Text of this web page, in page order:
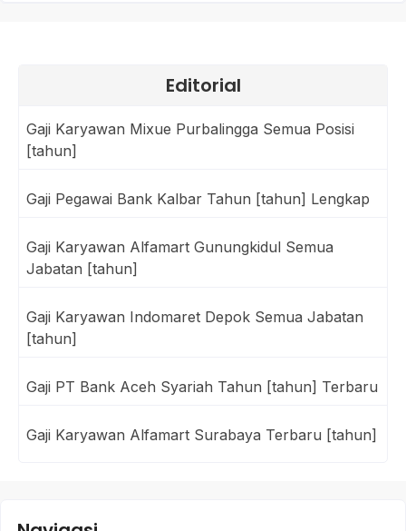
Editorial
Gaji Karyawan Mixue Purbalingga Semua Posisi
[tahun]
Gaji Pegawai Bank Kalbar Tahun [tahun] Lengkap
Gaji Karyawan Alfamart Gunungkidul Semua
Jabatan [tahun]
Gaji Karyawan Indomaret Depok Semua Jabatan
[tahun]
Gaji PT Bank Aceh Syariah Tahun [tahun] Terbaru
Gaji Karyawan Alfamart Surabaya Terbaru [tahun]